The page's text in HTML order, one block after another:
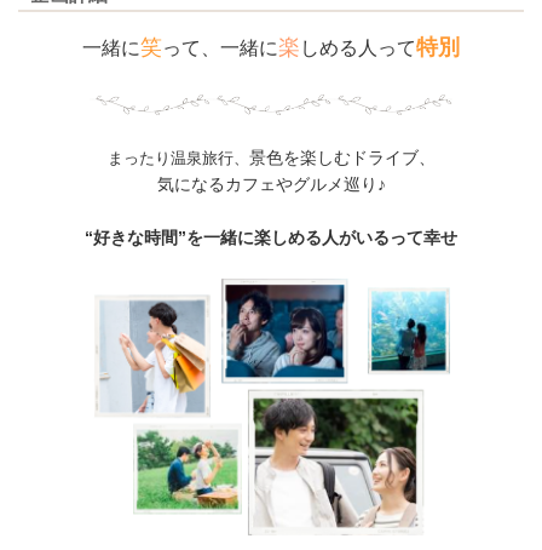
一緒に笑って、一緒に楽 しめる人って特別
まったり温泉旅行、 景色を楽しむドライブ、
気になるカフェやグルメ巡り♪
“好きな時間”を一緒に楽しめる人がいるって幸せ